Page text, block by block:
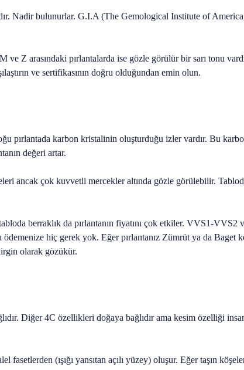
Nadir bulunurlar. G.I.A (The Gemological Institute of
Z arasındaki pırlantalarda ise gözle görülür bir sarı tonu
ve sertifikasının doğru olduğundan emin olun.
pırlantada karbon kristalinin oluşturduğu izler vardır. Bu
değeri artar.
ancak çok kuvvetli mercekler altında gözle görülebilir.
berraklık da pırlantanın fiyatını çok etkiler. VVS1-VVS2
hiç gerek yok. Eğer pırlantanız Zümrüt ya da Baget
olarak gözükür.
Diğer 4C özellikleri doğaya bağlıdır ama kesim özelliği
(ışığı yansıtan açılı yüzey) oluşur. Eğer taşın